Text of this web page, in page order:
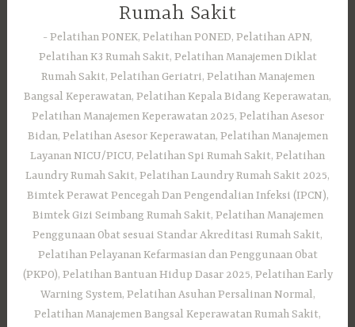
Rumah Sakit
Pelatihan PONEK, Pelatihan PONED, Pelatihan APN,
Pelatihan K3 Rumah Sakit, Pelatihan Manajemen Diklat
Rumah Sakit, Pelatihan Geriatri, Pelatihan Manajemen
Bangsal Keperawatan, Pelatihan Kepala Bidang Keperawatan,
Pelatihan Manajemen Keperawatan 2025, Pelatihan Asesor
Bidan, Pelatihan Asesor Keperawatan, Pelatihan Manajemen
Layanan NICU/PICU, Pelatihan Spi Rumah Sakit, Pelatihan
Laundry Rumah Sakit, Pelatihan Laundry Rumah Sakit 2025,
Bimtek Perawat Pencegah Dan Pengendalian Infeksi (IPCN),
Bimtek Gizi Seimbang Rumah Sakit, Pelatihan Manajemen
Penggunaan Obat sesuai Standar Akreditasi Rumah Sakit,
Pelatihan Pelayanan Kefarmasian dan Penggunaan Obat
(PKPO), Pelatihan Bantuan Hidup Dasar 2025, Pelatihan Early
Warning System, Pelatihan Asuhan Persalinan Normal,
Pelatihan Manajemen Bangsal Keperawatan Rumah Sakit,